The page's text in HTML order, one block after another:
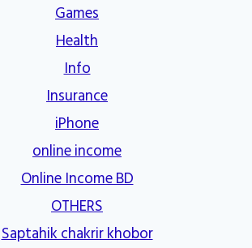
Games
Health
Info
Insurance
iPhone
online income
Online Income BD
OTHERS
Saptahik chakrir khobor